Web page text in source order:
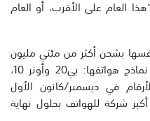
العام على الأقرب، أو العام
بشحن أكثر من مئتي مليون
هاتف في 2018، مدفوعة بمبيعات نماذج هواتفها: بي20 وأونر 10،
الأرقام في ديسمبر/كانون الأول
شركة للهواتف بحلول نهاية